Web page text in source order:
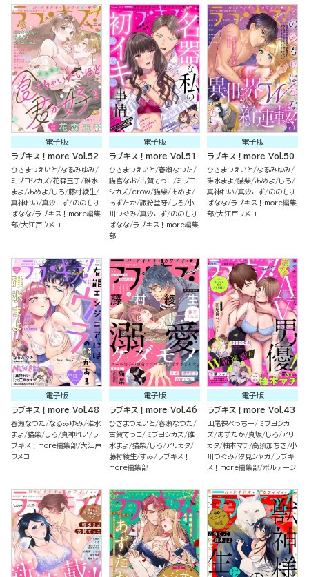
電子版
ラブキス！more Vol.52
ひさまつえいと なるみゆみ
ミブヨシカズ 花森玉子 碓水
まよ
あめよ しろ 藤村綾生
真神れい 真汐こず ののもり
ばなな ラブキス！more編集
部 大江戸ウメコ
電子版
ラブキス！more Vol.51
ひさまつえいと 春瀬なつた
猫宮なお 古賀てっこ ミブヨ
シカズ crow 猫柴 あめよ
あずたか 諏狩堂牙 しろ 小
川つぐみ 真汐こず ののもり
ばなな ラブキス！more編集
部
電子版
ラブキス！more Vol.50
ひさまつえいと なるみゆみ
碓水まよ 猫柴 あめよ
しろ
真神れい 真汐こず ののもり
ばなな ラブキス！more編集
部 大江戸ウメコ
電子版
ラブキス！more Vol.48
春瀬なつた なるみゆみ 碓水
まよ 猫柴 しろ 真神れい ラ
ブキス！more編集部 大江戸
ウメコ
電子版
ラブキス！more Vol.46
ひさまつえいと 春瀬なつた
古賀てっこ ミブヨシカズ 碓
水まよ 猫柴 しろ アリカタ
藤村綾生 すみ ラブキス！
more編集部
電子版
ラブキス！more Vol.43
田尾裸べっちー ミブヨシカ
ズ あずたか 真坂 しろ アリ
カタ 柚木マチ 高須加ちさ 小
川つぐみ 汐見シャガ ラブキ
ス！more編集部 ボルテージ